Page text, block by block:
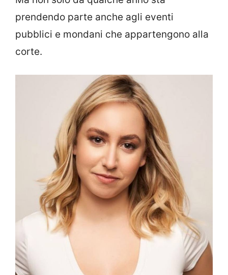
prendendo parte anche agli eventi
pubblici e mondani che appartengono alla
corte.